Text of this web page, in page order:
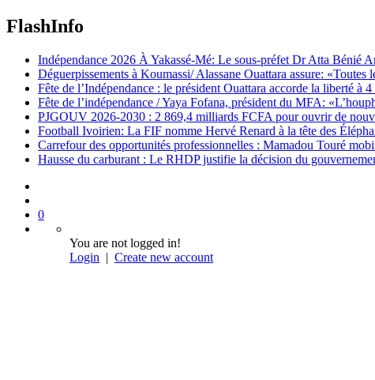
FlashInfo
Indépendance 2026 À Yakassé-Mé: Le sous-préfet Dr Atta Bénié
Déguerpissements à Koumassi/ Alassane Ouattara assure:
Fête de l’Indépendance : le président Ouattara accorde la liberté à
Fête de l’indépendance / Yaya Fofana, président du MFA:
PJGOUV 2026-2030 : 2 869,4 milliards FCFA pour ouvrir de
Football Ivoirien: La FIF nomme Hervé Renard à la tête des
Carrefour des opportunités professionnelles : Mamadou Touré
Hausse du carburant : Le RHDP justifie la décision du
0
You are not logged in!
Login | Create new account